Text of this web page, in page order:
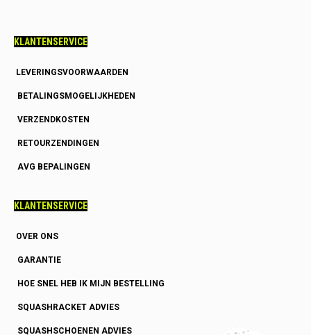
KLANTENSERVICE
LEVERINGSVOORWAARDEN
BETALINGSMOGELIJKHEDEN
VERZENDKOSTEN
RETOURZENDINGEN
AVG BEPALINGEN
KLANTENSERVICE
OVER ONS
GARANTIE
HOE SNEL HEB IK MIJN BESTELLING
SQUASHRACKET ADVIES
SQUASHSCHOENEN ADVIES